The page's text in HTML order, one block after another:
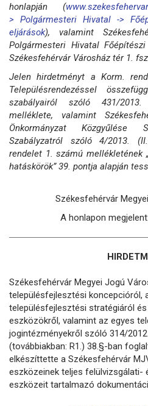
honlapján (
> Polgármesteri Hivatal ->
eljárások), valamint
Polgármesteri Hivatal
Székesfehérvár Városház tér 1.
Jelen hirdetményt a Korm.
Településrendezéssel
szabályairól szóló 431/
melléklete, valamint
Önkormányzat Közgyűlése
Szabályzatról szóló 4/2013.
rendelet 1. számú mellékletének
hatáskörök” 39. pontja alapján
Székesfehérvár
A honlapon
Székesfehérvár Megyei Jogú
településfejlesztési koncepcióról,
településfejlesztési stratégiáról
eszközökről, valamint az egyes
jogintézményekről szóló 314/
(továbbiakban: R1.) 38.§-ban
elkészíttette a Székesfehérvár
eszközeinek teljes felülvizsgálati-
eszközeit tartalmazó